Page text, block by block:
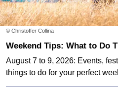
© Christoffer Collina
Weekend Tips: What to
August 7 to 9, 2026: Events,
things to do for your perfect